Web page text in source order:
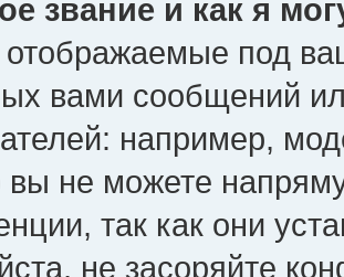
звание и как я
отображаемые под
вами сообщений
например,
не можете
так как они
не засоряйте